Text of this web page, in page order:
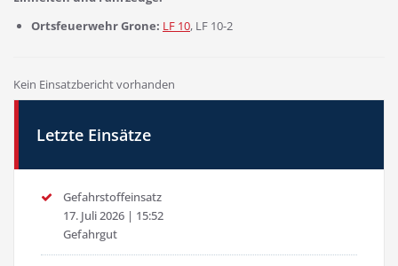
Ortsfeuerwehr Grone: LF 10, LF 10-2
Kein Einsatzbericht vorhanden
Letzte Einsätze
Gefahrstoffeinsatz
17. Juli 2026 | 15:52
Gefahrgut